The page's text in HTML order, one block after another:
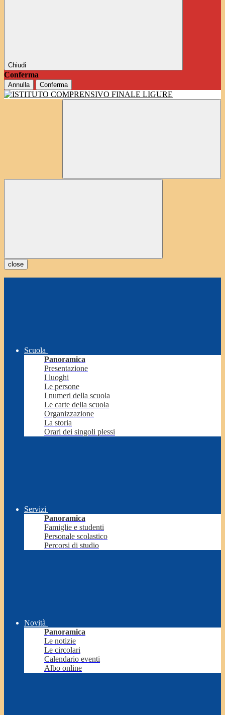
Chiudi
Conferma
Annulla Conferma
close
Scuola
Panoramica
Presentazione
I luoghi
Le persone
I numeri della scuola
Le carte della scuola
Organizzazione
La storia
Orari dei singoli plessi
Servizi
Panoramica
Famiglie e studenti
Personale scolastico
Percorsi di studio
Novità
Panoramica
Le notizie
Le circolari
Calendario eventi
Albo online